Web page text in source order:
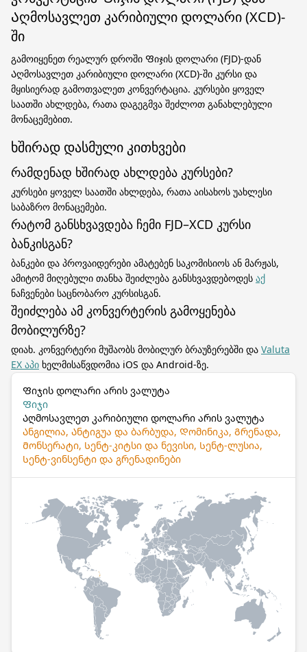
Აღმოსავლეთ კარიბიული დოლარი (XCD)-
ში
გამოიყენეთ რეალურ დროში Ფიჯის დოლარი (FJD)-დან
Აღმოსავლეთ კარიბიული დოლარი (XCD)-ში კურსი და
მყისიერად გამოთვალეთ კონვერტაცია. კურსები ყოველ
საათში ახლდება, რათა დაგეგმვა შეძლოთ განახლებული
მონაცემებით.
ხშირად დასმული კითხვები
რამდენად ხშირად ახლდება კურსები?
კურსები ყოველ საათში ახლდება, რათა აისახოს უახლესი
საბაზრო მონაცემები.
რატომ განსხვავდება ჩემი FJD–XCD კურსი
ბანკისგან?
ბანკები და პროვაიდერები ამატებენ საკომისიოს ან მარჟას,
ამიტომ მიღებული თანხა შეიძლება განსხვავდებოდეს აქ
ნაჩვენები საცნობარო კურსისგან.
შეიძლება ამ კონვერტერის გამოყენება
მობილურზე?
დიახ. კონვერტერი მუშაობს მობილურ ბრაუზერებში და Valuta
EX აპი ხელმისაწვდომია iOS და Android-ზე.
Ფიჯის დოლარი არის ვალუტა
Ფიჯი
Აღმოსავლეთ კარიბიული დოლარი არის ვალუტა
Ანგილია, Ანტიგუა და ბარბუდა, Დომინიკა, Გრენადა,
Მონსერატი, Სენტ-კიტსი და ნევისი, Სენტ-ლუსია,
Სენტ-ვინსენტი და გრენადინები